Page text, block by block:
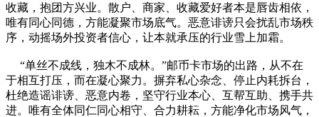
收藏，抱团方兴业。散户、商家、收藏爱好者本是唇齿相依，
唯有同心同德，方能凝聚市场底气。恶意诽谤只会扰乱市场秩
序，动摇场外投资者信心，让本就承压的行业雪上加霜。
“单丝不成线，独木不成林。”邮币卡市场的出路，从不在
于相互打压，而在凝心聚力。摒弃私心杂念、停止内耗拆台，
杜绝造谣诽谤、恶意内卷，坚守行业本心、互帮互助、携手共
进。唯有全体同仁同心相守、合力耕耘，方能净化市场风气，